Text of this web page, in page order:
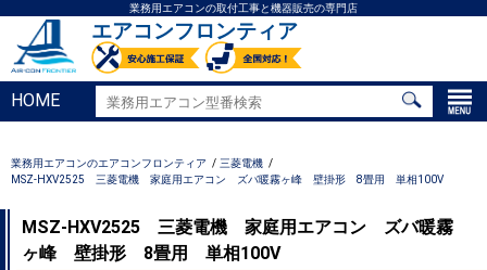
業務用エアコンの取付工事と機器販売の専門店
エアコンフロンティア
HOME
業務用エアコンのエアコンフロンティア
三菱電機
MSZ-HXV2525 三菱電機 家庭用エアコン ズバ暖霧ヶ峰 壁掛形 8畳用 単相100V
MSZ-HXV2525 三菱電機 家庭用エアコン ズバ暖霧
ヶ峰 壁掛形 8畳用 単相100V